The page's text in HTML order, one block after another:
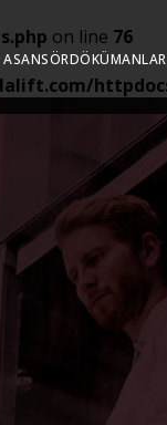
on line 76
ASANSÖRDÖKÜMANLAR